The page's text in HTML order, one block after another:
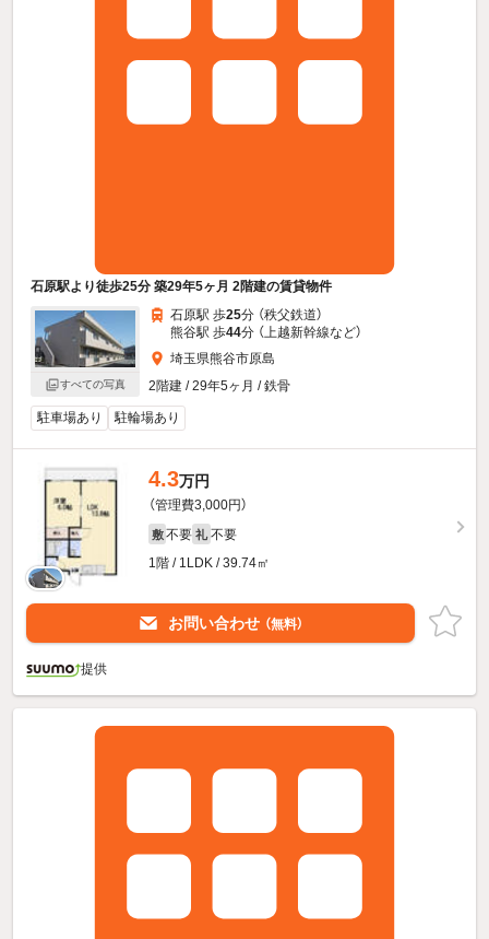
石原駅より徒歩25分 築29年5ヶ月 2階建の賃貸物件
すべての写真
石原駅 歩25分 （秩父鉄道）
熊谷駅 歩44分 （上越新幹線など）
埼玉県熊谷市原島
2階建 / 29年5ヶ月 / 鉄骨
駐車場あり 駐輪場あり
4.3万円
（管理費3,000円）
敷 不要 礼 不要
1階 / 1LDK / 39.74㎡
お問い合わせ （無料）
提供